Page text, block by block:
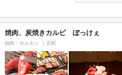
焼肉、炭焼きカルビ ぼっけぇ
焼肉・ホルモン 瓦町